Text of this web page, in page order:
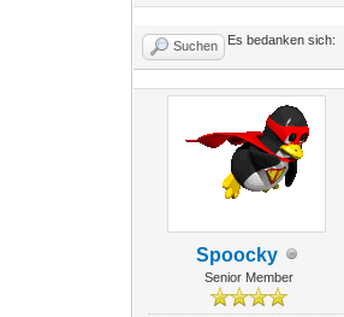
Suchen Es bedanken sich:
Spoocky
Senior Member